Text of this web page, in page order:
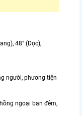
48° (Dọc),
người, phương tiện
ngoại ban đêm,